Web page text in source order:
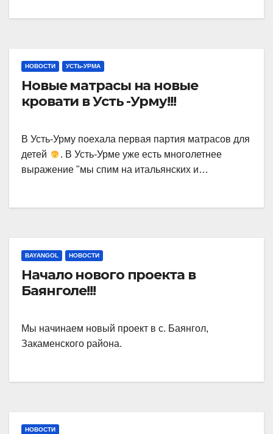
НОВОСТИ УСТЬ-УРМА
Новые матрасы на новые
кровати в Усть -Урму!!!
В Усть-Урму поехала первая партия матрасов для
детей
. В Усть-Урме уже есть многолетнее
выражение "мы спим на итальянских и…
BAYANGOL НОВОСТИ
Начало нового проекта в
Баянголе!!!
Мы начинаем новый проект в с. Баянгол,
Закаменского района.
НОВОСТИ